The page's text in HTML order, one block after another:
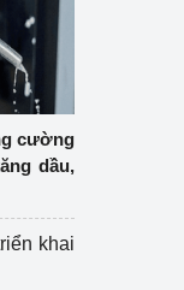
cường
dầu,
khai